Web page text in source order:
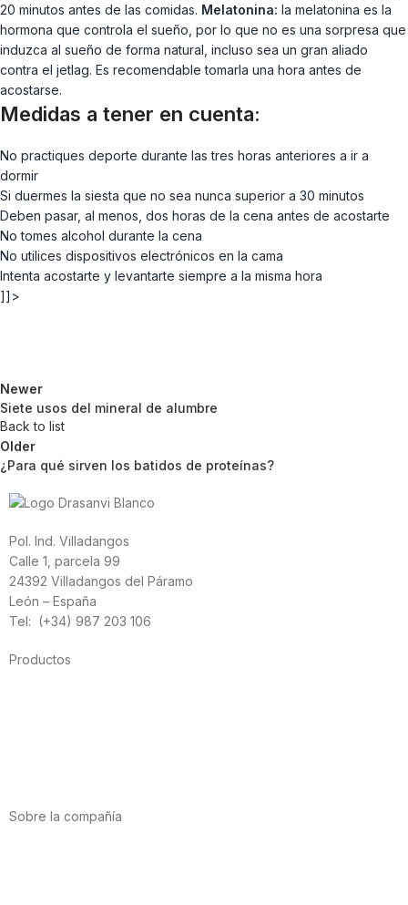
20 minutos antes de las comidas. Melatonina: la melatonina es la
hormona que controla el sueño, por lo que no es una sorpresa que
induzca al sueño de forma natural, incluso sea un gran aliado
contra el jetlag. Es recomendable tomarla una hora antes de
acostarse.
Medidas a tener en cuenta:
No practiques deporte durante las tres horas anteriores a ir a
dormir
Si duermes la siesta que no sea nunca superior a 30 minutos
Deben pasar, al menos, dos horas de la cena antes de acostarte
No tomes alcohol durante la cena
No utilices dispositivos electrónicos en la cama
Intenta acostarte y levantarte siempre a la misma hora
]]>
Newer
Siete usos del mineral de alumbre
Back to list
Older
¿Para qué sirven los batidos de proteínas?
Pol. Ind. Villadangos
Calle 1, parcela 99
24392 Villadangos del Páramo
León – España
Tel: (+34) 987 203 106
Productos
Sobre la compañía